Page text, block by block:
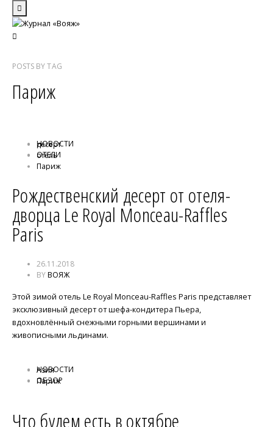
POSTS BYTAG
Париж
НОВОСТИ
ОТЕЛИ
десерт
отель
Париж
Рождественский десерт от отеля-
дворца Le Royal Monceau-Raffles
Paris
26.11.2018
BYВОЯЖ
Этой зимой отель Le Royal Monceau-Raffles Paris представляет
эксклюзивный десерт от шефа-кондитера Пьера,
вдохновлённый снежными горными вершинами и
живописными льдинами.
НОВОСТИ
ОБЗОР
Азия
Париж
Что будем есть в октябре